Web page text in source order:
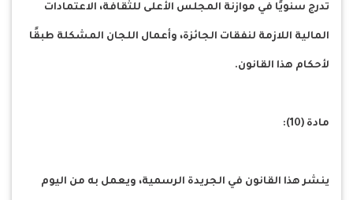
تدرج سنويًا في موازنة المجلس الأعلى للثقافة، الاعتمادات
المالية اللازمة لنفقات الجائزة، وأعمال اللجان المشكلة طبقًا
لأحكام هذا القانون.
مادة (10):
ينشر هذا القانون في الجريدة الرسمية، ويعمل به من اليوم